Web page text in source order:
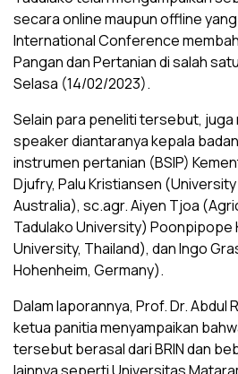
secara online maupun offline
International Conference
Pangan dan Pertanian di salah
Selasa (14/02/2023).
Selain para peneliti tersebut,
speaker diantaranya kepala
instrumen pertanian (BSIP)
Djufry, Palu Kristiansen
Australia), sc.agr. Aiyen Tjoa
Tadulako University)
University, Thailand), dan Ingo
Hohenheim, Germany).
Dalam laporannya, Prof. Dr. Abdul
ketua panitia menyampaikan
tersebut berasal dari BRIN dan